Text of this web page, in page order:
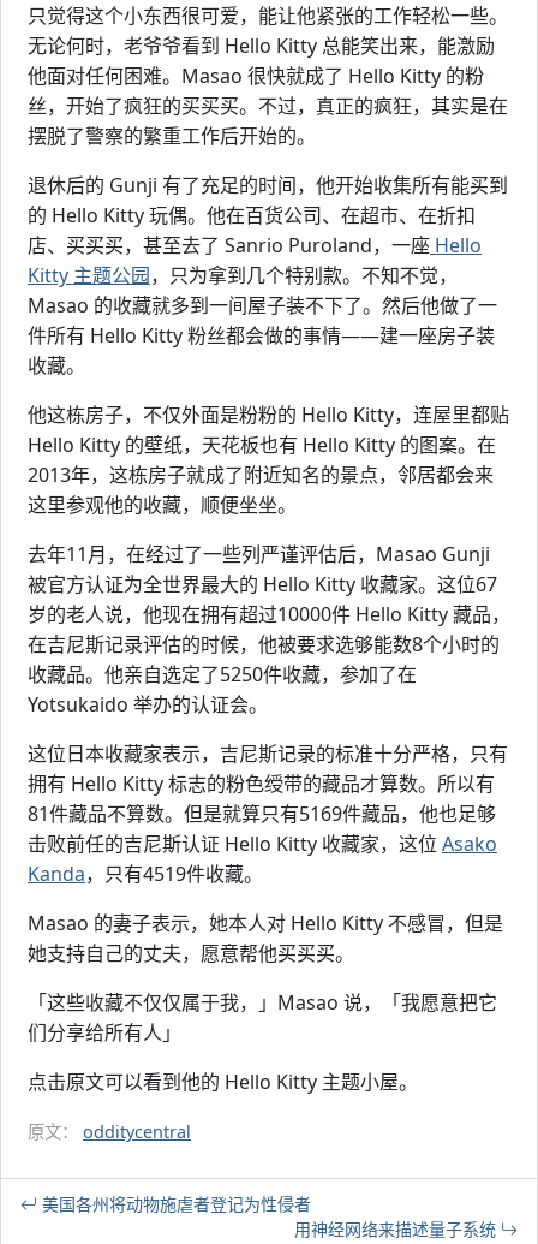
只觉得这个小东西很可爱，能让他紧张的工作轻松一些。
无论何时，老爷爷看到 Hello Kitty 总能笑出来，能激励
他面对任何困难。Masao 很快就成了 Hello Kitty 的粉
丝，开始了疯狂的买买买。不过，真正的疯狂，其实是在
摆脱了警察的繁重工作后开始的。
退休后的 Gunji 有了充足的时间，他开始收集所有能买到
的 Hello Kitty 玩偶。他在百货公司、在超市、在折扣
店、买买买，甚至去了 Sanrio Puroland，一座 Hello
Kitty 主题公园，只为拿到几个特别款。不知不觉，
Masao 的收藏就多到一间屋子装不下了。然后他做了一
件所有 Hello Kitty 粉丝都会做的事情——建一座房子装
收藏。
他这栋房子，不仅外面是粉粉的 Hello Kitty，连屋里都贴
Hello Kitty 的壁纸，天花板也有 Hello Kitty 的图案。在
2013年，这栋房子就成了附近知名的景点，邻居都会来
这里参观他的收藏，顺便坐坐。
去年11月，在经过了一些列严谨评估后，Masao Gunji
被官方认证为全世界最大的 Hello Kitty 收藏家。这位67
岁的老人说，他现在拥有超过10000件 Hello Kitty 藏品，
在吉尼斯记录评估的时候，他被要求选够能数8个小时的
收藏品。他亲自选定了5250件收藏，参加了在
Yotsukaido 举办的认证会。
这位日本收藏家表示，吉尼斯记录的标准十分严格，只有
拥有 Hello Kitty 标志的粉色绶带的藏品才算数。所以有
81件藏品不算数。但是就算只有5169件藏品，他也足够
击败前任的吉尼斯认证 Hello Kitty 收藏家，这位 Asako
Kanda，只有4519件收藏。
Masao 的妻子表示，她本人对 Hello Kitty 不感冒，但是
她支持自己的丈夫，愿意帮他买买买。
「这些收藏不仅仅属于我，」Masao 说，「我愿意把它
们分享给所有人」
点击原文可以看到他的 Hello Kitty 主题小屋。
原文： odditycentral
美国各州将动物施虐者登记为性侵者
用神经网络来描述量子系统